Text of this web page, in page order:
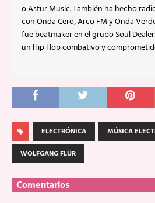
o Astur Music. También ha hecho
con Onda Cero, Arco FM y Onda
fue beatmaker en el grupo Soul
un Hip Hop combativo y
ELECTRÓNICA
MÚSICA
WOLFGANG FLÜR
Comentarios